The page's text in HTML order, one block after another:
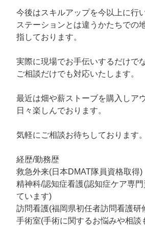
今後はスキルアップを今以上に行
ステーションとは違うかたちでの
指しております。
実際に現場でお手伝いするだけで
ご相談だけでも対応いたします。
最近は畑や薪ストーブを購入しア
日々楽しんでおります。
気軽にご相談お待ちしております。
経歴/勤務歴
救急外来(日本DMAT隊員資格取得)
精神科/認知症看護(認知症ケア専
ています)
訪問看護(福岡県初任者訪問看護研
手術室(手術に関するお悩みや相談